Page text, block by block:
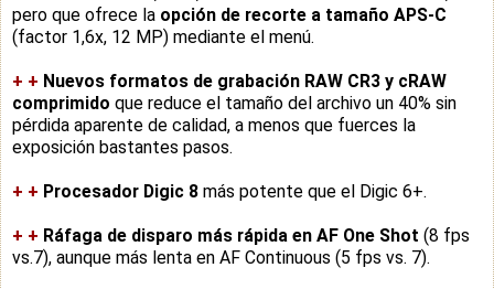
pero que ofrece la opción de recorte a tamaño APS-C
(factor 1,6x, 12 MP) mediante el menú.
+ + Nuevos formatos de grabación RAW CR3 y cRAW
comprimido que reduce el tamaño del archivo un 40% sin
pérdida aparente de calidad, a menos que fuerces la
exposición bastantes pasos.
+ + Procesador Digic 8 más potente que el Digic 6+.
+ + Ráfaga de disparo más rápida en AF One Shot (8 fps
vs.7), aunque más lenta en AF Continuous (5 fps vs. 7).